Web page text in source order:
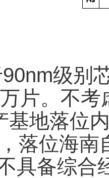
级别
片。不
基地落位
落位海南
具备综合